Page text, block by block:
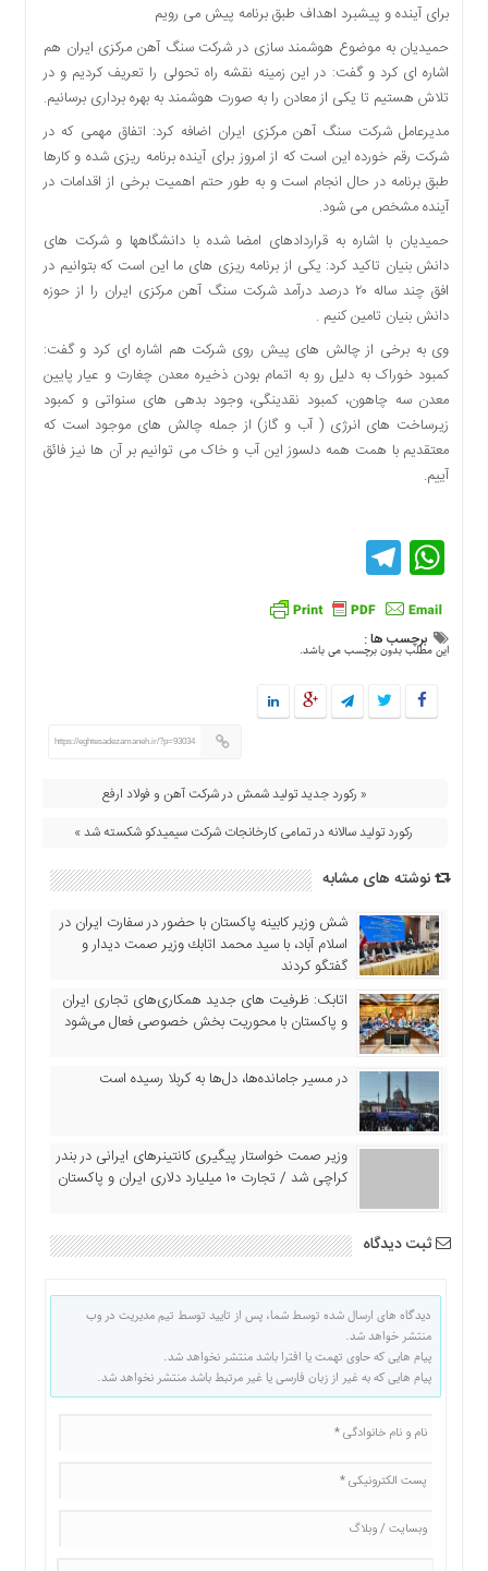
برای آینده و پیشبرد اهداف طبق برنامه پیش می رویم
حمیدیان به موضوع هوشمند سازی در شرکت سنگ آهن مرکزی ایران هم
اشاره ای کرد و گفت: در این زمینه نقشه راه تحولی را تعریف کردیم و در
تلاش هستیم تا یکی از معادن را به صورت هوشمند به بهره برداری برسانیم.
مدیرعامل شرکت سنگ آهن مرکزی ایران اضافه کرد: اتفاق مهمی که در
شرکت رقم خورده این است که از امروز برای آینده برنامه ریزی شده و کارها
طبق برنامه در حال انجام است و به طور حتم اهمیت برخی از اقدامات در
آینده مشخص می شود.
حمیدیان با اشاره به قراردادهای امضا شده با دانشگاهها و شرکت های
دانش بنیان تاکید کرد: یکی از برنامه ریزی های ما این است که بتوانیم در
افق چند ساله ۲۰ درصد درآمد شرکت سنگ آهن مرکزی ایران را از حوزه
دانش بنیان تامین کنیم .
وی به برخی از چالش های پیش روی شرکت هم اشاره ای کرد و گفت:
کمبود خوراک به دلیل رو به اتمام بودن ذخیره معدن چغارت و عیار پایین
معدن سه چاهون، کمبود نقدینگی، وجود بدهی های سنواتی و کمبود
زیرساخت های انرژی ( آب و گاز) از جمله چالش های موجود است که
معتقدیم با همت همه دلسوز این آب و خاک می توانیم بر آن ها نیز فائق
آییم.
WhatsApp
Telegram
برچسب ها :
این مطلب بدون برچسب می باشد.
https://eghtesadezamaneh.ir/?p=93034
« رکورد جدید تولید شمش در شرکت آهن و فولاد ارفع
رکورد تولید سالانه در تمامی کارخانجات شرکت سیمیدکو شکسته شد »
نوشته های مشابه
شش وزیر کابینه پاکستان با حضور در سفارت ایران در
اسلام آباد، با سيد محمد اتابك وزير صمت ديدار و
گفتگو كردند
اتابک: ظرفیت های جدید همکاری‌های تجاری ایران
و پاکستان با محوریت بخش خصوصی فعال می‌شود
در مسیر جا‌مانده‌ها، دل‌ها به کربلا رسیده است
وزیر صمت خواستار پیگیری کانتینرهای ایرانی در بندر
کراچی شد / تجارت ۱۰ میلیارد دلاری ایران و پاکستان
ثبت دیدگاه
دیدگاه های ارسال شده توسط شما، پس از تایید توسط تیم مدیریت در وب
منتشر خواهد شد.
پیام هایی که حاوی تهمت یا افترا باشد منتشر نخواهد شد.
پیام هایی که به غیر از زبان فارسی یا غیر مرتبط باشد منتشر نخواهد شد.